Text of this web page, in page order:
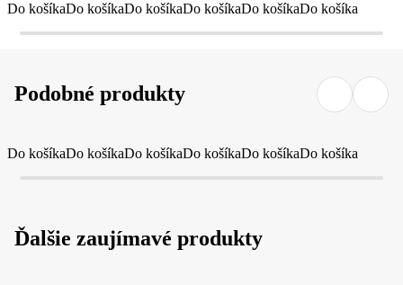
Do košíkaDo košíkaDo košíkaDo košíkaDo košíkaDo košíka
Podobné produkty
Do košíkaDo košíkaDo košíkaDo košíkaDo košíkaDo košíka
Ďalšie zaujímavé produkty